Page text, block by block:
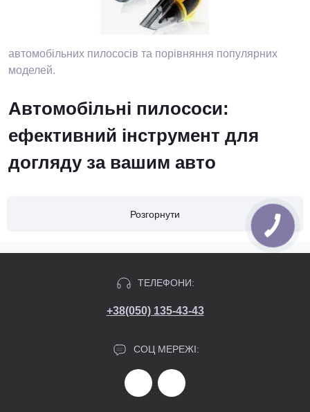
автомобільних пилососів та порівняння популярних
моделей.
Автомобільні пилососи:
ефективний інструмент для
догляду за вашим авто
спеціально для очищення автомобіля від пилу, бруду та
прагне підтримувати своє авто в чистоті та порядку. Такі
ідеальним рішенням для власників автомобілів.
Розгорнути
ТЕЛЕФОНИ:
+38(050) 135-43-43
СОЦ МЕРЕЖІ: